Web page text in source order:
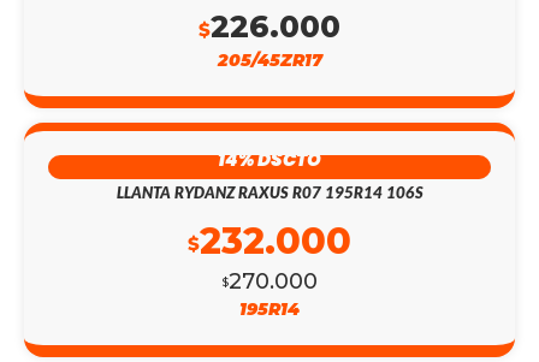
$226.000
205/45ZR17
14% DSCTO
LLANTA RYDANZ RAXUS R07 195R14 106S
$270.000
$232.000
195R14